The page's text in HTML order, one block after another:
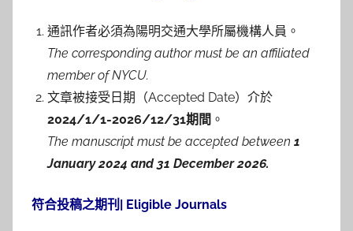
通訊作者必須為陽明交通大學所屬機構人員。
The corresponding author must be an affiliated
member of NYCU.
文章被接受日期（Accepted Date）介於
2024/1/1-2026/12/31期間 。
The manuscript must be accepted between 1
January 2024 and 31 December 2026.
符合投稿之期刊| Eligible Journals